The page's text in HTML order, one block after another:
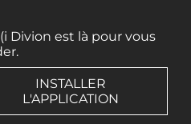
Divion est là pour vous
INSTALLER
L'APPLICATION